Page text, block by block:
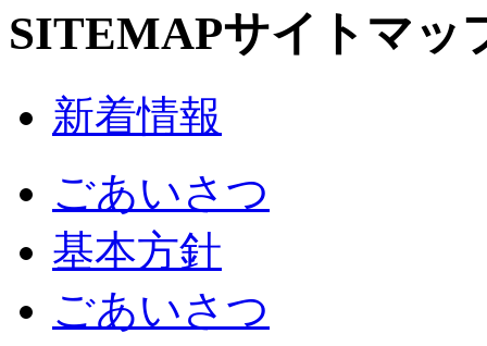
SITEMAPサイトマッ
新着情報
ごあいさつ
基本方針
ごあいさつ